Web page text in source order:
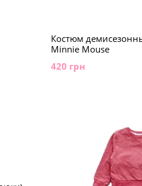
Костюм
Minnie Mouse
420 грн